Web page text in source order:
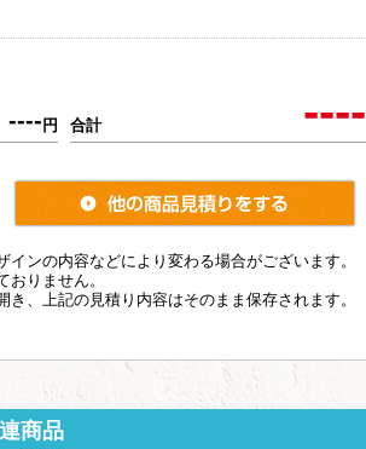
----円 合計 ----
ンの内容などにより変わる場合がございます。
りません。
、上記の見積り内容はそのまま保存されます。
商品